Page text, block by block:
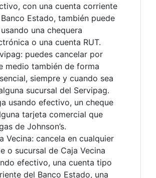
con una cuenta corriente
Estado, también puede
una chequera
o una cuenta RUT.
puedes cancelar por
medio también de forma
siempre y cuando sea
sucursal del Servipag.
usando efectivo, un cheque
tarjeta comercial que
de Johnson’s.
Vecina: cancela en cualquier
o sucursal de Caja Vecina
efectivo, una cuenta tipo
del Banco Estado, una